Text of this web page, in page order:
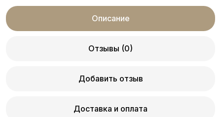
Описание
Отзывы (0)
Добавить отзыв
Доставка и оплата